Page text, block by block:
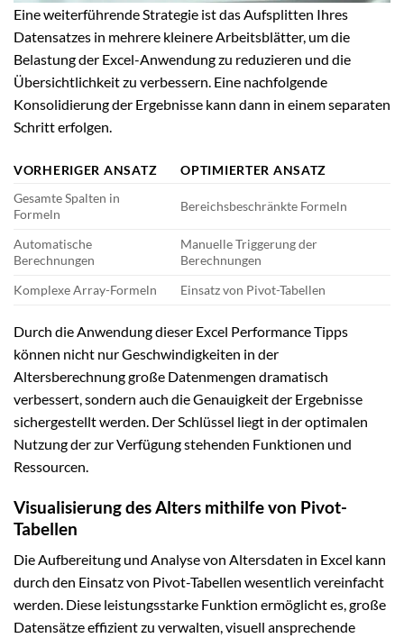
Eine weiterführende Strategie ist das Aufsplitten Ihres
Datensatzes in mehrere kleinere Arbeitsblätter, um die
Belastung der Excel-Anwendung zu reduzieren und die
Übersichtlichkeit zu verbessern. Eine nachfolgende
Konsolidierung der Ergebnisse kann dann in einem separaten
Schritt erfolgen.
VORHERIGER ANSATZ
OPTIMIERTER ANSATZ
Gesamte Spalten in
Formeln
Bereichsbeschränkte Formeln
Automatische
Berechnungen
Manuelle Triggerung der
Berechnungen
Komplexe Array-Formeln
Einsatz von Pivot-Tabellen
Durch die Anwendung dieser Excel Performance Tipps
können nicht nur Geschwindigkeiten in der
Altersberechnung große Datenmengen dramatisch
verbessert, sondern auch die Genauigkeit der Ergebnisse
sichergestellt werden. Der Schlüssel liegt in der optimalen
Nutzung der zur Verfügung stehenden Funktionen und
Ressourcen.
Visualisierung des Alters mithilfe von Pivot-
Tabellen
Die Aufbereitung und Analyse von Altersdaten in Excel kann
durch den Einsatz von Pivot-Tabellen wesentlich vereinfacht
werden. Diese leistungsstarke Funktion ermöglicht es, große
Datensätze effizient zu verwalten, visuell ansprechende